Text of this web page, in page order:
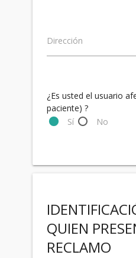
Dirección
¿Es usted el usuario
paciente) ?
Sí
No
QUIEN
RECLAMO